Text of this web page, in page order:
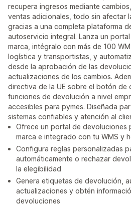
recupera ingresos mediante
ventas adicionales, todo sin afectar
gracias a una completa plataforma
autoservicio integral. Lanza un
marca, intégralo con más de 100
logística y transportistas, y
desde la aprobación de las
actualizaciones de los cambios.
directiva de la UE sobre el botón de
funciones de devolución a nivel
accesibles para pymes. Diseñada
sistemas confiables y atención al
Ofrece un portal de devoluciones
marca e integrado con tu WMS y
Configura reglas personalizadas
automáticamente o rechazar
la elegibilidad
Genera etiquetas de devolución,
actualizaciones y obtén
devoluciones